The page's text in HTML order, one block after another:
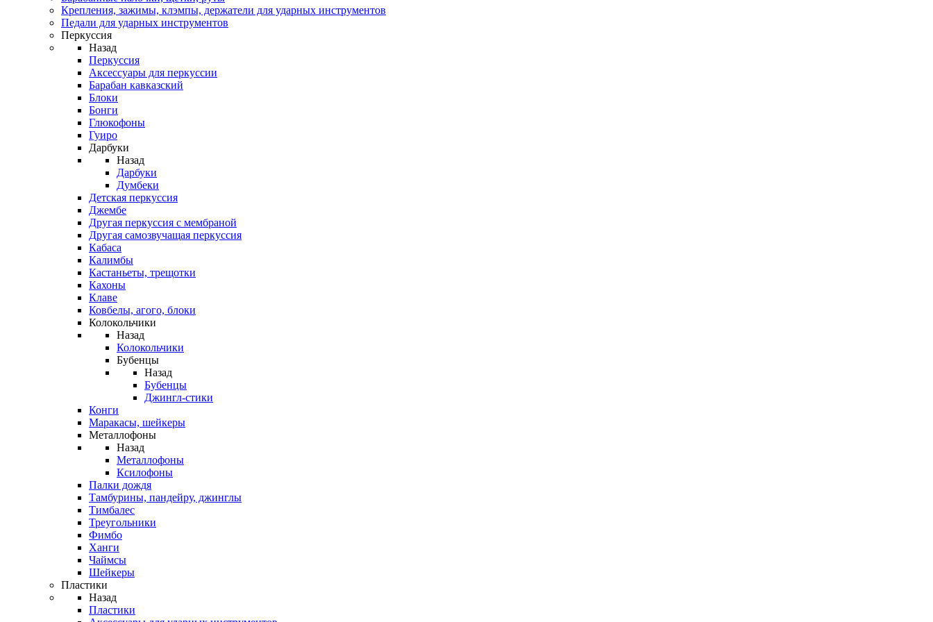
Крепления, зажимы, клэмпы, держатели для ударных инструментов
Педали для ударных инструментов
Перкуссия
Назад
Перкуссия
Аксессуары для перкуссии
Барабан кавказский
Блоки
Бонги
Глюкофоны
Гуиро
Дарбуки
Назад
Дарбуки
Думбеки
Детская перкуссия
Джембе
Другая перкуссия с мембраной
Другая самозвучащая перкуссия
Кабаса
Калимбы
Кастаньеты, трещотки
Кахоны
Клаве
Ковбелы, агого, блоки
Колокольчики
Назад
Колокольчики
Бубенцы
Назад
Бубенцы
Джингл-стики
Конги
Маракасы, шейкеры
Металлофоны
Назад
Металлофоны
Ксилофоны
Палки дождя
Тамбурины, пандейру, джинглы
Тимбалес
Треугольники
Фимбо
Ханги
Чаймсы
Шейкеры
Пластики
Назад
Пластики